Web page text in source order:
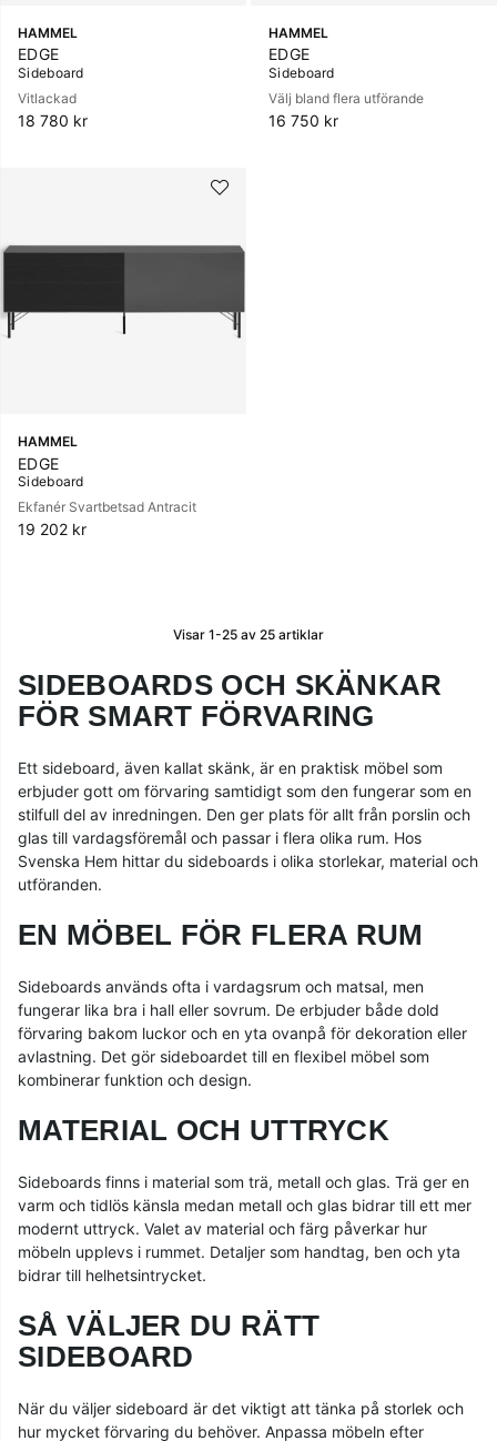
HAMMEL
EDGE
Sideboard
Vitlackad
18 780 kr
HAMMEL
EDGE
Sideboard
Välj bland flera utförande
16 750 kr
HAMMEL
EDGE
Sideboard
Ekfanér Svartbetsad Antracit
19 202 kr
Visar 1-25 av 25 artiklar
SIDEBOARDS OCH SKÄNKAR
FÖR SMART FÖRVARING
Ett sideboard, även kallat skänk, är en praktisk möbel som
erbjuder gott om förvaring samtidigt som den fungerar som en
stilfull del av inredningen. Den ger plats för allt från porslin och
glas till vardagsföremål och passar i flera olika rum. Hos
Svenska Hem hittar du sideboards i olika storlekar, material och
utföranden.
EN MÖBEL FÖR FLERA RUM
Sideboards används ofta i vardagsrum och matsal, men
fungerar lika bra i hall eller sovrum. De erbjuder både dold
förvaring bakom luckor och en yta ovanpå för dekoration eller
avlastning. Det gör sideboardet till en flexibel möbel som
kombinerar funktion och design.
MATERIAL OCH UTTRYCK
Sideboards finns i material som trä, metall och glas. Trä ger en
varm och tidlös känsla medan metall och glas bidrar till ett mer
modernt uttryck. Valet av material och färg påverkar hur
möbeln upplevs i rummet. Detaljer som handtag, ben och yta
bidrar till helhetsintrycket.
SÅ VÄLJER DU RÄTT
SIDEBOARD
När du väljer sideboard är det viktigt att tänka på storlek och
hur mycket förvaring du behöver. Anpassa möbeln efter